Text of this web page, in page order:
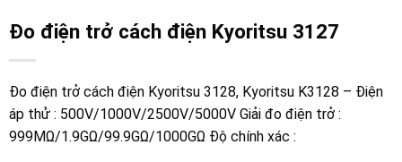
Đo điện trở cách điện Kyoritsu 3127
Đo điện trở cách điện Kyoritsu 3128, Kyoritsu K3128 – Điện
áp thử : 500V/1000V/2500V/5000V Giải đo điện trở :
999MΩ/1.9GΩ/99.9GΩ/1000GΩ Độ chính xác :